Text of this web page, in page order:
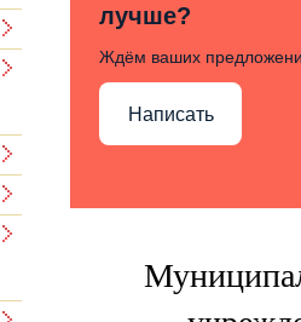
лучше?
Ждём ваших
Написать